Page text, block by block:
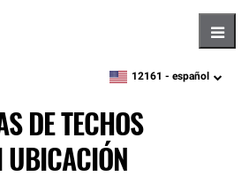
zipcode, language
12161 - español
DE TECHOS
UBICACIÓN